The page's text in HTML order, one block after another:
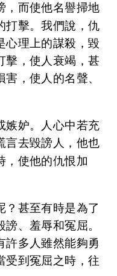
，而使他名譽掃地
打擊。我們說，仇
心理上的謀殺，毀
擊，使人衰竭，甚
，使人的名聲、
嫉妒。人心中若充
言去毀謗人，他也
，使他的仇恨加
？甚至有時是為了
、羞辱和冤屈。
許多人雖然能夠勇
受到冤屈之時，往